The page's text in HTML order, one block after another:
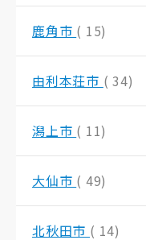
鹿角市 ( 15)
由利本荘市 ( 34)
潟上市 ( 11)
大仙市 ( 49)
北秋田市 ( 14)